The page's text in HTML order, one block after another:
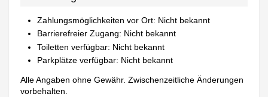
Zahlungsmöglichkeiten vor Ort: Nicht bekannt
Barrierefreier Zugang: Nicht bekannt
Toiletten verfügbar: Nicht bekannt
Parkplätze verfügbar: Nicht bekannt
Alle Angaben ohne Gewähr. Zwischenzeitliche Änderungen
vorbehalten.